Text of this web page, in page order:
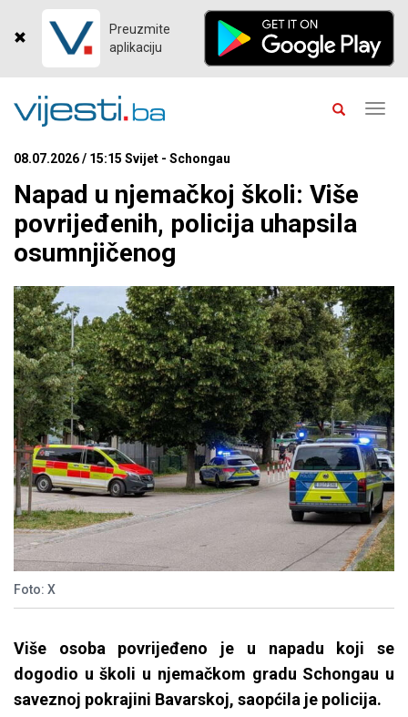
Preuzmite
aplikaciju
08.07.2026 / 15:15 Svijet - Schongau
Napad u njemačkoj školi: Više
povrijeđenih, policija uhapsila
osumnjičenog
Foto: X
Više osoba povrijeđeno je u napadu koji se
dogodio u školi u njemačkom gradu Schongau u
saveznoj pokrajini Bavarskoj, saopćila je policija.